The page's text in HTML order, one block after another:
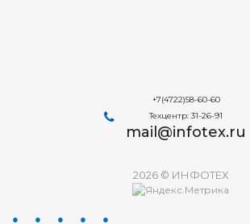
+7(4722)58-60-60
Техцентр: 31-26-91
mail@infotex.ru
2026 © ИНФОТЕХ